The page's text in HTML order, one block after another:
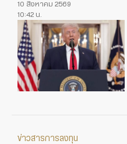
10 สิงหาคม 2569
10:42 น.
ข่าวสารการลงทุน